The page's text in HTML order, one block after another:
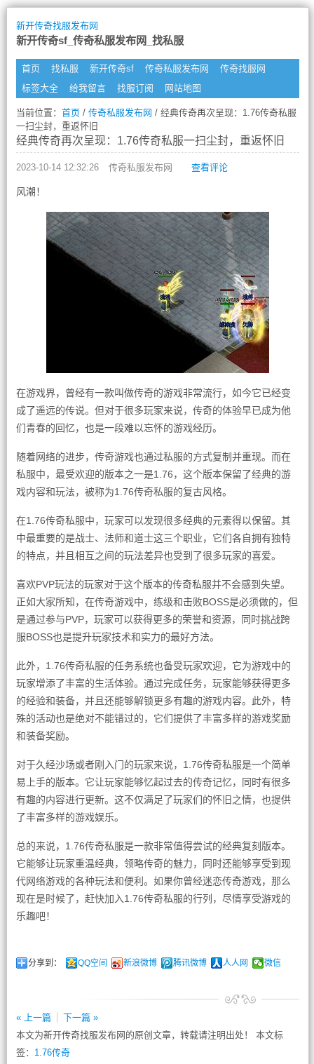
新开传奇找服发布网
新开传奇sf_传奇私服发布网_找私服
首页 找私服 新开传奇sf 传奇私服发布网
传奇找服网
标签大全
给我留言 找服订阅 网站地图
当前位置： 首页/ 传奇私服发布网 / 经典传奇再次呈现：1.76传奇私服
一扫尘封，重返怀旧
经典传奇再次呈现：1.76传奇私服一扫尘封，重返怀旧
2023-10-14 12:32:26 传奇私服发布网 查看评论
风潮！
在游戏界，曾经有一款叫做传奇的游戏非常流行，如今它已经变
成了遥远的传说。但对于很多玩家来说，传奇的体验早已成为他
们青春的回忆，也是一段难以忘怀的游戏经历。
随着网络的进步，传奇游戏也通过私服的方式复制并重现。而在
私服中，最受欢迎的版本之一是1.76，这个版本保留了经典的游
戏内容和玩法，被称为1.76传奇私服的复古风格。
在1.76传奇私服中，玩家可以发现很多经典的元素得以保留。其
中最重要的是战士、法师和道士这三个职业，它们各自拥有独特
的特点，并且相互之间的玩法差异也受到了很多玩家的喜爱。
喜欢PVP玩法的玩家对于这个版本的传奇私服并不会感到失望。
正如大家所知，在传奇游戏中，练级和击败BOSS是必须做的，但
是通过参与PVP，玩家可以获得更多的荣誉和资源，同时挑战跨
服BOSS也是提升玩家技术和实力的最好方法。
此外，1.76传奇私服的任务系统也备受玩家欢迎，它为游戏中的
玩家增添了丰富的生活体验。通过完成任务，玩家能够获得更多
的经验和装备，并且还能够解锁更多有趣的游戏内容。此外，特
殊的活动也是绝对不能错过的，它们提供了丰富多样的游戏奖励
和装备奖励。
对于久经沙场或者刚入门的玩家来说，1.76传奇私服是一个简单
易上手的版本。它让玩家能够忆起过去的传奇记忆，同时有很多
有趣的内容进行更新。这不仅满足了玩家们的怀旧之情，也提供
了丰富多样的游戏娱乐。
总的来说，1.76传奇私服是一款非常值得尝试的经典复刻版本。
它能够让玩家重温经典，领略传奇的魅力，同时还能够享受到现
代网络游戏的各种玩法和便利。如果你曾经迷恋传奇游戏，那么
现在是时候了，赶快加入1.76传奇私服的行列，尽情享受游戏的
乐趣吧！
分享到： QQ空间 新浪微博 腾讯微博 人人网 微信
« 上一篇
下一篇 »
本文为新开传奇找服发布网的原创文章，转载请注明出处！ 本文标
签： 1.76传奇